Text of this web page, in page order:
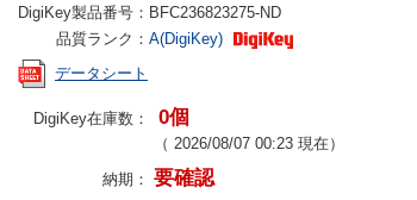
DigiKey製品番号： BFC236823275-ND
品質ランク： A(DigiKey)
データシート
DigiKey在庫数： 0個
（ 2026/08/07 00:23 現在）
納期： 要確認